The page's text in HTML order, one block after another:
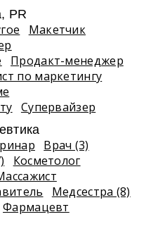
PR
Макетчик
Продакт-менеджер
по маркетингу
Супервайзер
Врач (3)
Косметолог
Медсестра (8)
Фармацевт